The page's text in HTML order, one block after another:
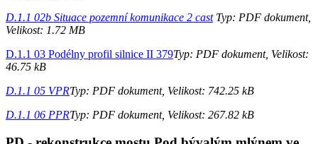
D.1.1 02b Situace pozemní komunikace 2 castTyp: PDF dokument,
Velikost: 1.72 MB
D.1.1 03 Podélny profil silnice II 379Typ: PDF dokument, Velikost:
46.75 kB
D.1.1 05 VPRTyp: PDF dokument, Velikost: 742.25 kB
D.1.1 06 PPRTyp: PDF dokument, Velikost: 267.82 kB